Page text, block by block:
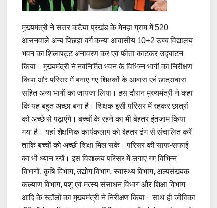
मुख्यमंत्री ने सत्तर कटैया प्रखंड के मेनहा ग्राम में 520
आसनवाले अन्य पिछड़ा वर्ग कन्या आवासीय 10+2 उच्च विद्यालय
भवन का शिलापट्ट अनावरण कर एवं फीता काटकर उद्घाटन
किया। मुख्यमंत्री ने नवनिर्मित भवन के विभिन्न भागों का निरीक्षण
किया और परिसर में बनाए गए शिक्षकों के आवास एवं छात्रावास
सहित अन्य भागों का जायजा लिया। इस दौरान मुख्यमंत्री ने कहा
कि यह बहुत अच्छा बना है। शिक्षक इसी परिसर में रहकर छात्रों
को अच्छे से पढ़ाएंगे। बच्चों के रहने का भी बेहतर इंतजाम किया
गया है। यहां शैक्षणिक कार्यकलाप को बेहतर ढंग से संचालित करें
ताकि बच्चों को अच्छी शिक्षा मिल सके। परिसर की साफ-सफाई
का भी ध्यान रखें। इस विद्यालय परिसर में लगाए गए विभिन्न
विभागों, कृषि विभाग, उद्योग विभाग, स्वास्थ्य विभाग, अल्पसंख्यक
कल्याण विभाग, पशु एवं मत्स्य संसाधन विभाग और शिक्षा विभाग
आदि के स्टॉलों का मुख्यमंत्री ने निरीक्षण किया। साथ ही जीविका